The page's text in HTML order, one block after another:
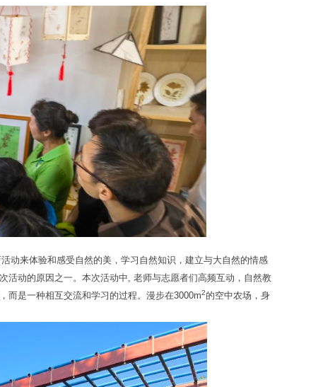
动来体验和感受自然的美，学习自然知识，建立与大自然的情感
活动的原因之一。本次活动中, 老师与志愿者们高频互动，自然教
而是一种相互交流和学习的过程。漫步在3000m2的空中农场，身